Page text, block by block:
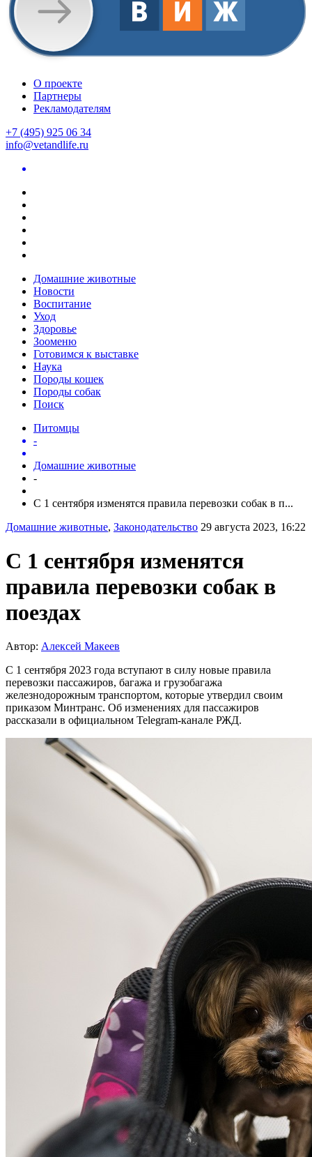
О проекте
Партнеры
Рекламодателям
+7 (495) 925 06 34
info@vetandlife.ru
Домашние животные
Новости
Воспитание
Уход
Здоровье
Зооменю
Готовимся к выставке
Наука
Породы кошек
Породы собак
Поиск
Питомцы
-
Домашние животные
-
С 1 сентября изменятся правила перевозки собак в п...
Домашние животные, Законодательство 29 августа 2023, 16:22
С 1 сентября изменятся
правила перевозки собак в
поездах
Автор: Алексей Макеев
С 1 сентября 2023 года вступают в силу новые правила
перевозки пассажиров, багажа и грузобагажа
железнодорожным транспортом, которые утвердил своим
приказом Минтранс. Об изменениях для пассажиров
рассказали в официальном Telegram-канале РЖД.